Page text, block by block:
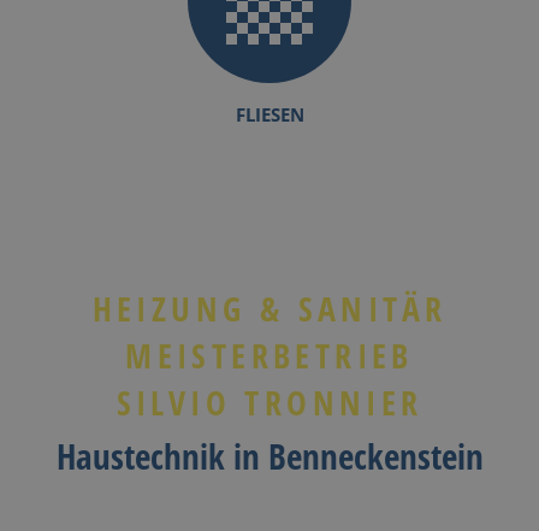
FLIESEN
HEIZUNG & SANITÄR
MEISTERBETRIEB
SILVIO TRONNIER
Haustechnik in Benneckenstein